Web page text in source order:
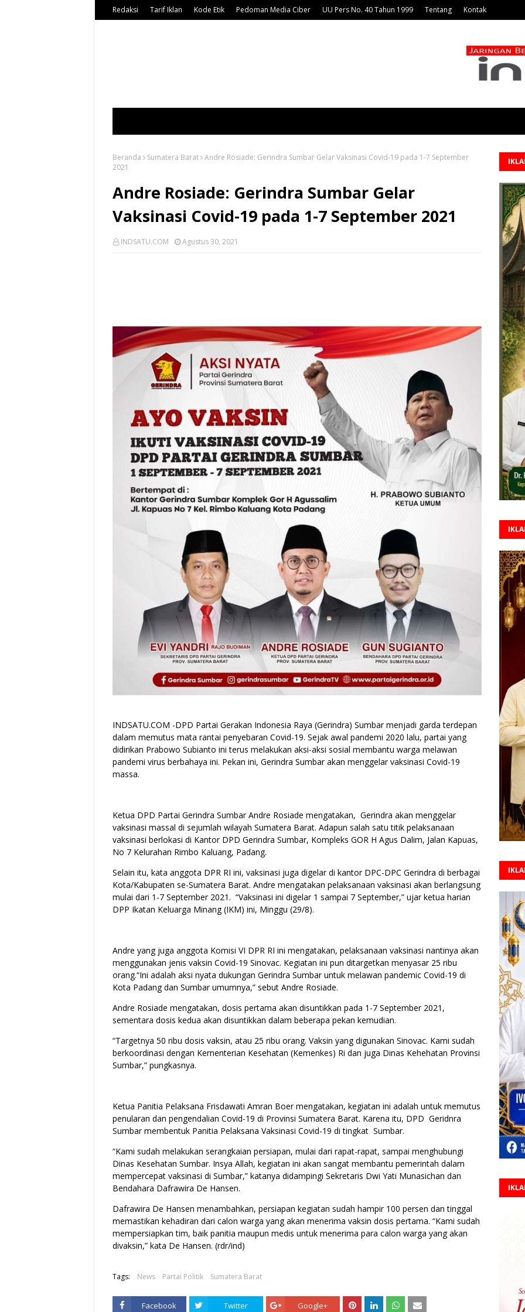
Redaksi Tarif Iklan Kode Etik Pedoman Media Ciber UU Pers No. 40 Tahun 1999 Tentang Kontak
Beranda Sumatera Barat Andre Rosiade: Gerindra Sumbar Gelar Vaksinasi Covid-19 pada 1-7 September
2021
Andre Rosiade: Gerindra Sumbar Gelar
Vaksinasi Covid-19 pada 1-7 September 2021
INDSATU.COM Agustus 30, 2021
INDSATU.COM -DPD Partai Gerakan Indonesia Raya (Gerindra) Sumbar menjadi garda terdepan
dalam memutus mata rantai penyebaran Covid-19. Sejak awal pandemi 2020 lalu, partai yang
didirikan Prabowo Subianto ini terus melakukan aksi-aksi sosial membantu warga melawan
pandemi virus berbahaya ini. Pekan ini, Gerindra Sumbar akan menggelar vaksinasi Covid-19
massa.
Ketua DPD Partai Gerindra Sumbar Andre Rosiade mengatakan, Gerindra akan menggelar
vaksinasi massal di sejumlah wilayah Sumatera Barat. Adapun salah satu titik pelaksanaan
vaksinasi berlokasi di Kantor DPD Gerindra Sumbar, Kompleks GOR H Agus Dalim, Jalan Kapuas,
No 7 Kelurahan Rimbo Kaluang, Padang.
Selain itu, kata anggota DPR RI ini, vaksinasi juga digelar di kantor DPC-DPC Gerindra di berbagai
Kota/Kabupaten se-Sumatera Barat. Andre mengatakan pelaksanaan vaksinasi akan berlangsung
mulai dari 1-7 September 2021. “Vaksinasi ini digelar 1 sampai 7 September,” ujar ketua harian
DPP Ikatan Keluarga Minang (IKM) ini, Minggu (29/8).
Andre yang juga anggota Komisi VI DPR RI ini mengatakan, pelaksanaan vaksinasi nantinya akan
menggunakan jenis vaksin Covid-19 Sinovac. Kegiatan ini pun ditargetkan menyasar 25 ribu
orang.“Ini adalah aksi nyata dukungan Gerindra Sumbar untuk melawan pandemic Covid-19 di
Kota Padang dan Sumbar umumnya,” sebut Andre Rosiade.
Andre Rosiade mengatakan, dosis pertama akan disuntikkan pada 1-7 September 2021,
sementara dosis kedua akan disuntikkan dalam beberapa pekan kemudian.
“Targetnya 50 ribu dosis vaksin, atau 25 ribu orang. Vaksin yang digunakan Sinovac. Kami sudah
berkoordinasi dengan Kementerian Kesehatan (Kemenkes) Ri dan juga Dinas Kehehatan Provinsi
Sumbar,” pungkasnya.
Ketua Panitia Pelaksana Frisdawati Amran Boer mengatakan, kegiatan ini adalah untuk memutus
penularan dan pengendalian Covid-19 di Provinsi Sumatera Barat. Karena itu, DPD Geridnra
Sumbar membentuk Panitia Pelaksana Vaksinasi Covid-19 di tingkat Sumbar.
“Kami sudah melakukan serangkaian persiapan, mulai dari rapat-rapat, sampai menghubungi
Dinas Kesehatan Sumbar. Insya Allah, kegiatan ini akan sangat membantu pemerintah dalam
mempercepat vaksinasi di Sumbar,” katanya didampingi Sekretaris Dwi Yati Munasichan dan
Bendahara Dafrawira De Hansen.
Dafrawira De Hansen menambahkan, persiapan kegiatan sudah hampir 100 persen dan tinggal
memastikan kehadiran dari calon warga yang akan menerima vaksin dosis pertama. “Kami sudah
mempersiapkan tim, baik panitia maupun medis untuk menerima para calon warga yang akan
divaksin,” kata De Hansen. (rdr/ind)
Tags: News Partai Politik Sumatera Barat
Facebook Twitter Google+